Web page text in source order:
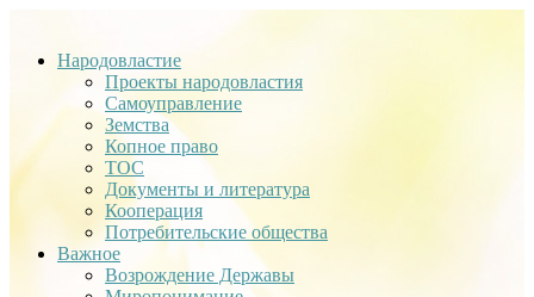
Народовластие
Проекты народовластия
Самоуправление
Земства
Копное право
ТОС
Документы и литература
Кооперация
Потребительские общества
Важное
Возрождение Державы